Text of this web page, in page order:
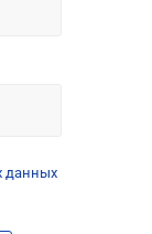
данных